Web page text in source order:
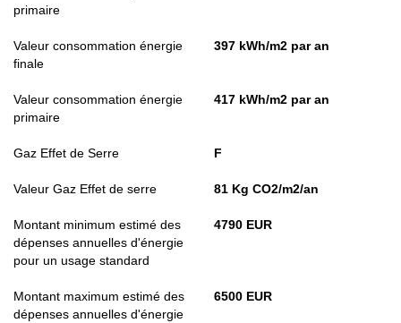
primaire
Valeur consommation énergie
finale
397 kWh/m2 par an
Valeur consommation énergie
primaire
417 kWh/m2 par an
Gaz Effet de Serre F
Valeur Gaz Effet de serre 81 Kg CO2/m2/an
Montant minimum estimé des
dépenses annuelles d'énergie
pour un usage standard
4790 EUR
Montant maximum estimé des
dépenses annuelles d'énergie
6500 EUR